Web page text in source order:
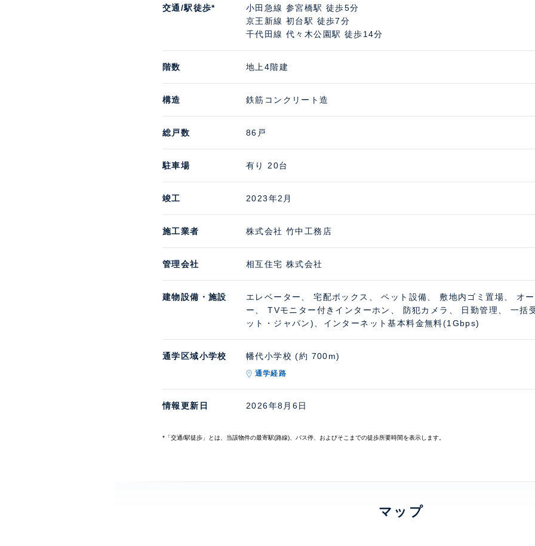
交通/駅徒歩*
小田急線 参宮橋駅 徒歩5分
京王新線 初台駅 徒歩7分
千代田線 代々木公園駅 徒歩14分
階数 地上4階建
構造 鉄筋コンクリート造
総戸数 86戸
駐車場 有り 20台
竣工 2023年2月
施工業者 株式会社 竹中工務店
管理会社 相互住宅 株式会社
建物設備・施設
エレベーター、 宅配ボックス、 ペット設備、 敷地内ゴミ置場、 オ
ー、 TVモニター付きインターホン、 防犯カメラ、 日勤管理、 一括
ット・ジャパン)、インターネット基本料金無料(1Gbps)
通学区域小学校 幡代小学校 (約 700m)
通学経路
情報更新日 2026年8月6日
*「交通/駅徒歩」とは、当該物件の最寄駅(路線)、バス停、およびそこまでの徒歩所要時間を表示します。
マップ